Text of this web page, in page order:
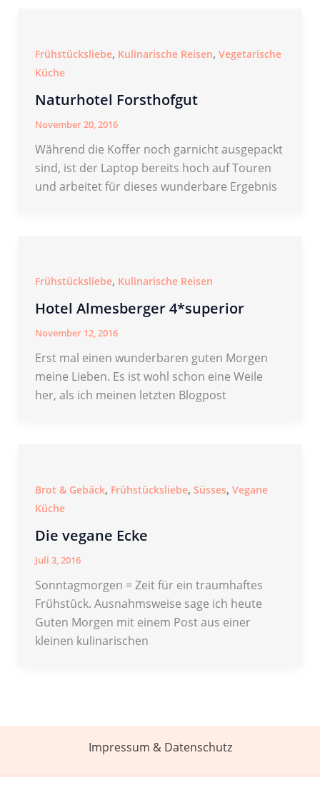
Frühstücksliebe, Kulinarische Reisen, Vegetarische
Küche
Naturhotel Forsthofgut
November 20, 2016
Während die Koffer noch garnicht ausgepackt
sind, ist der Laptop bereits hoch auf Touren
und arbeitet für dieses wunderbare Ergebnis
Frühstücksliebe, Kulinarische Reisen
Hotel Almesberger 4*superior
November 12, 2016
Erst mal einen wunderbaren guten Morgen
meine Lieben. Es ist wohl schon eine Weile
her, als ich meinen letzten Blogpost
Brot & Gebäck, Frühstücksliebe, Süsses, Vegane
Küche
Die vegane Ecke
Juli 3, 2016
Sonntagmorgen = Zeit für ein traumhaftes
Frühstück. Ausnahmsweise sage ich heute
Guten Morgen mit einem Post aus einer
kleinen kulinarischen
Impressum & Datenschutz